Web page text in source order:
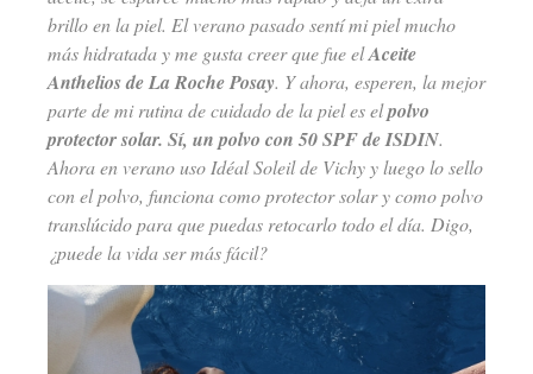
brillo en la piel. El verano pasado sentí mi piel mucho
más hidratada y me gusta creer que fue elAceite
Anthelios de La Roche Posay. Y ahora, esperen, la mejor
parte de mi rutina de cuidado de la piel es elpolvo
protector solar. Sí, un polvo con 50 SPF de ISDIN.
Ahora en verano uso Idéal Soleil de Vichy y luego lo sello
con el polvo, funciona como protector solar y como polvo
translúcido para que puedas retocarlo todo el día. Digo,
¿puede la vida ser más fácil?